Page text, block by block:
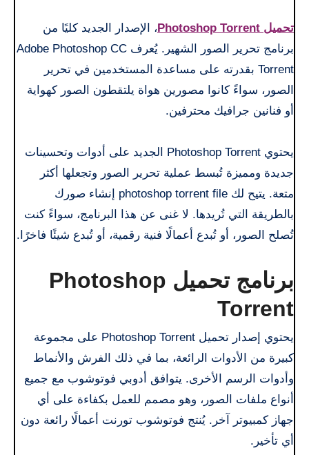
تحميل Photoshop Torrent
، الإصدار الجديد كليًا من
برنامج تحرير الصور الشهير. يُعرف Adobe Photoshop CC
Torrent بقدرته على مساعدة المستخدمين في تحرير
الصور، سواءً كانوا مصورين هواة يلتقطون الصور كهواية
أو فنانين جرافيك محترفين.
يحتوي Photoshop Torrent الجديد على أدوات وتحسينات
جديدة ومميزة تُبسط عملية تحرير الصور وتجعلها أكثر
متعة. يتيح لك photoshop torrent file إنشاء صورك
بالطريقة التي تُريدها. لا غنى عن هذا البرنامج، سواءً كنت
تُصلح الصور، أو تُبدع أعمالًا فنية رقمية، أو تُبدع شيئًا فاخرًا.
برنامج تحميل Photoshop
Torrent
يحتوي إصدار تحميل Photoshop Torrent على مجموعة
كبيرة من الأدوات الرائعة، بما في ذلك الفرش والأنماط
وأدوات الرسم الأخرى. يتوافق أدوبي فوتوشوب مع جميع
أنواع ملفات الصور، وهو مصمم للعمل بكفاءة على أي
جهاز كمبيوتر آخر. يُنتج فوتوشوب تورنت أعمالًا رائعة دون
أي تأخير.